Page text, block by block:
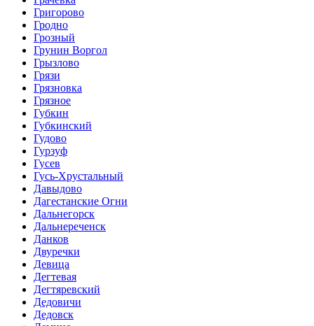
Григорово
Гродно
Грозный
Грунин Воргол
Грызлово
Грязи
Грязновка
Грязное
Губкин
Губкинский
Гудово
Гурзуф
Гусев
Гусь-Хрустальный
Давыдово
Дагестанские Огни
Дальнегорск
Дальнереченск
Данков
Двуречки
Девица
Дегтевая
Дегтяревский
Дедовичи
Дедовск